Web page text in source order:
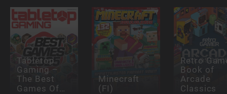
Tabletop
Gaming –
The Best
Games Of…
Minecraft
(FI)
Retro
Book of
Arcade
Classics